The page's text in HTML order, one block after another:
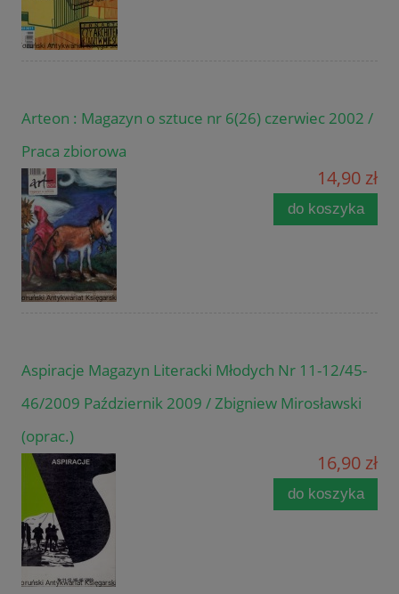
Arteon : Magazyn o sztuce nr 6(26) czerwiec 2002 /
Praca zbiorowa
14,90 zł
do koszyka
Aspiracje Magazyn Literacki Młodych Nr 11-12/45-
46/2009 Październik 2009 / Zbigniew Mirosławski
(oprac.)
16,90 zł
do koszyka